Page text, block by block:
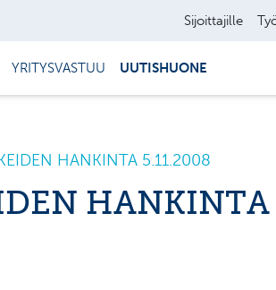
Sijoittajille
YRITYSVASTUU UUTISHUONE
HANKINTA 5.11.2008
HANKINTA